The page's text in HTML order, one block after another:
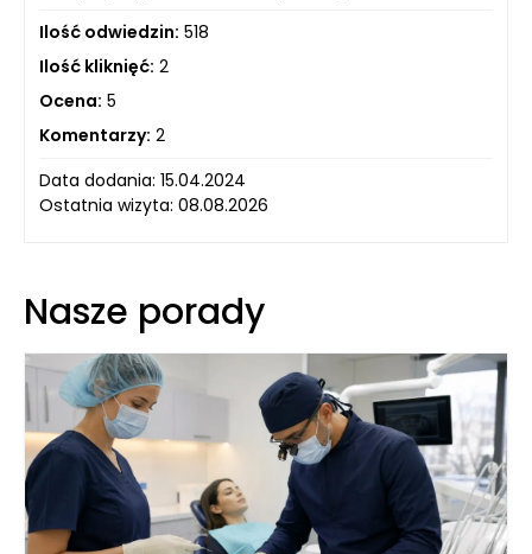
Ilość odwiedzin: 518
Ilość kliknięć: 2
Ocena: 5
Komentarzy: 2
Data dodania: 15.04.2024
Ostatnia wizyta: 08.08.2026
Nasze porady